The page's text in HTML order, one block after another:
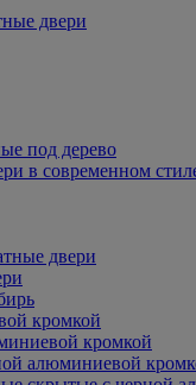
двери
под дерево
в современном
двери
кромкой
кромкой
алюминиевой